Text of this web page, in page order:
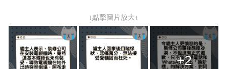
↓點擊圖片放大↓
+2